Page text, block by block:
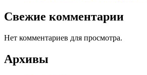
Свежие комментарии
Нет комментариев для просмотра.
Архивы